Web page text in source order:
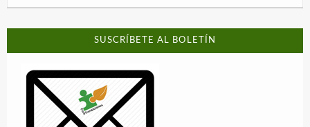
SUSCRÍBETE AL BOLETÍN